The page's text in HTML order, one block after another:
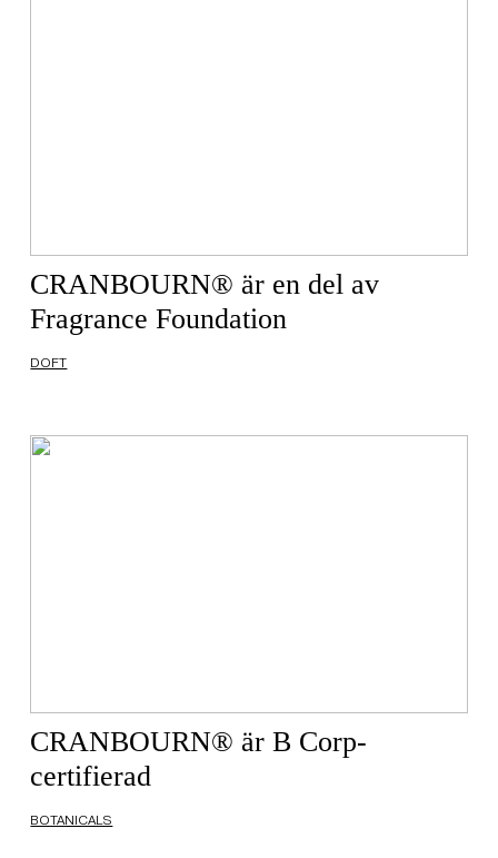
CRANBOURN® är en del av
Fragrance Foundation
DOFT
CRANBOURN® är B Corp-
certifierad
BOTANICALS